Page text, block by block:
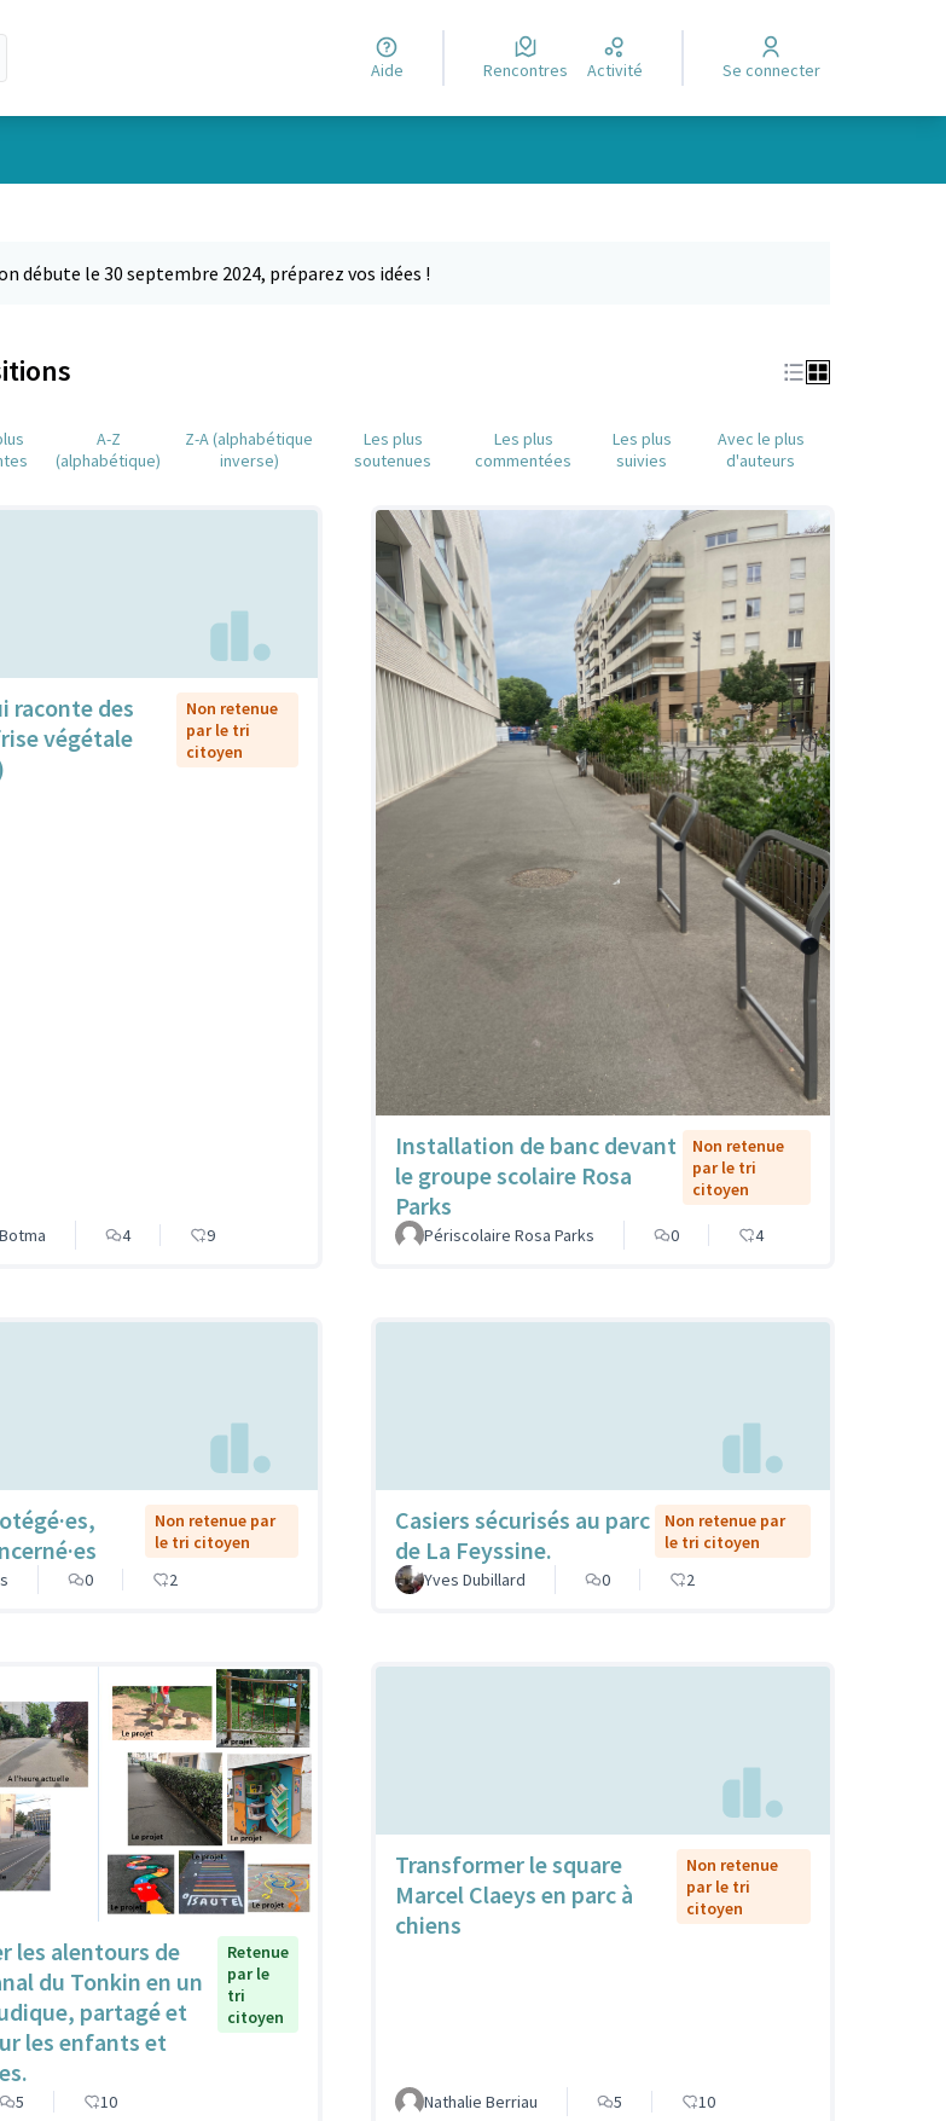
Aide Rencontres Activité Se connecter
débute le 30 septembre 2024, préparez vos idées !
A-Z
(alphabétique)
Z-A (alphabétique
inverse)
Les plus
soutenues
Les plus
commentées
Les plus
suivies
Avec le plus
d'auteurs
raconte des
végétale
Non retenue
par le tri
citoyen
4 9
Installation de banc devant
le groupe scolaire Rosa
Parks
Non retenue
par le tri
citoyen
Périscolaire Rosa Parks 0 4
Non retenue par
le tri citoyen
0 2
Casiers sécurisés au parc
de La Feyssine.
Non retenue par
le tri citoyen
Yves Dubillard
0 2
les alentours de
du Tonkin en un
partagé et
les enfants et
Retenue
par le
tri
citoyen
5 10
Transformer le square
Marcel Claeys en parc à
chiens
Non retenue
par le tri
citoyen
Nathalie Berriau 5 10